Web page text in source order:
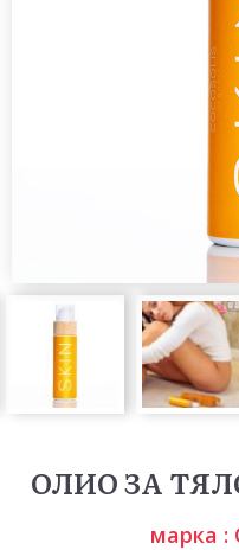
ОЛИО ЗА
марка :